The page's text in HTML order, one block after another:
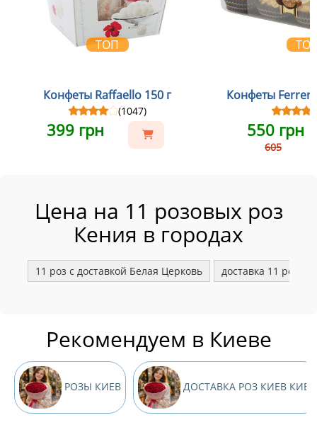
ТОП
Конфеты Raffaello 150 г
(1047)
399 грн
Конфеты
550 грн
605
Цена на 11 розовых роз
Кения в городах
11 роз с доставкой Белая Церковь доставка 11
Рекомендуем в Киеве
РОЗЫ КИЕВ ДОСТАВКА РОЗ КИЕВ КИЕВ